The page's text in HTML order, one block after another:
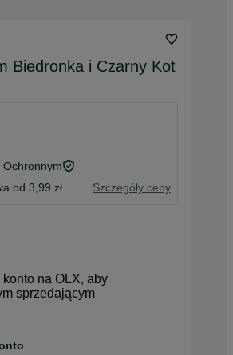
Biedronka i Czarny Kot
Ochronnym
od 3,99 zł Szczegóły ceny
na OLX, aby
sprzedającym